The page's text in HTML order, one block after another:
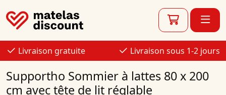
Livraison gratuite Livraison sous 1-2 jours
Supportho Sommier à lattes 80 x 200
cm avec tête de lit réglable